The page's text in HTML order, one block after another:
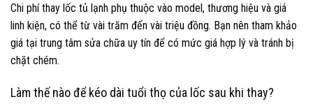
Chi phí thay lốc tủ lạnh phụ thuộc vào model, thương hiệu và giá
linh kiện, có thể từ vài trăm đến vài triệu đồng. Bạn nên tham khảo
giá tại trung tâm sửa chữa uy tín để có mức giá hợp lý và tránh bị
chặt chém.
Làm thế nào để kéo dài tuổi thọ của lốc sau khi thay?